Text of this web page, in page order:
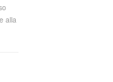
alla